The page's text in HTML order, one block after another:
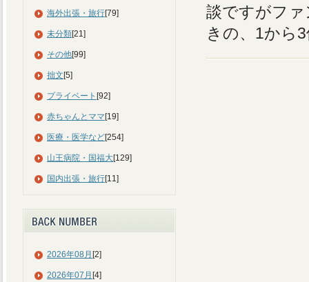
海外出張・旅行[79]
未分類[21]
その他[99]
拙文 [5]
プライベート [92]
赤ちゃんとママ [19]
医療・医学など[254]
山王病院・国福大[129]
国内出張・旅行[11]
2026年08月 [2]
2026年07月 [4]
談ですがフ
きの、1から